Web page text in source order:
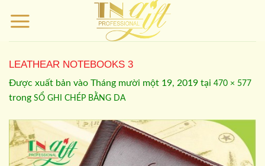
qua
LEATHEAR NOTEBOOKS 3
Được xuất bản vào Tháng mười một 19, 2019 tại 470 × 577
trong SỔ GHI CHÉP BẰNG DA